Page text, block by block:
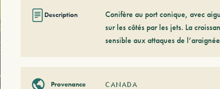
Description
Conifère au port conique, avec
sur les côtés par les jets. La
sensible aux attaques de
Provenance CANADA